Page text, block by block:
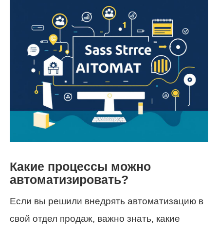
Какие процессы можно
автоматизировать?
Если вы решили внедрять автоматизацию в
свой отдел продаж, важно знать, какие